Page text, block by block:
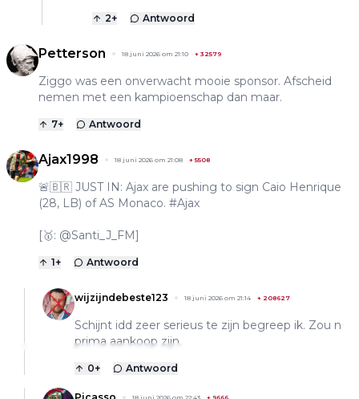
2+ Antwoord
Petterson 18 juni 2026 om 21:10 + 32579
Ziggo was een onverwacht mooie sponsor. Afscheid
nemen met een kampioenschap dan maar.
7+ Antwoord
Ajax1998 18 juni 2026 om 21:08 +5508
🚨🇧🇷 JUST IN: Ajax are pushing to sign Caio Henrique
(28, LB) of AS Monaco. #Ajax
[🥇: @Santi_J_FM]
1+ Antwoord
wijzijndebeste123 18 juni 2026 om 21:14 + 208627
Schijnt idd zeer serieus te zijn begreep ik. Zou n
prima aankoop zijn.
0+ Antwoord